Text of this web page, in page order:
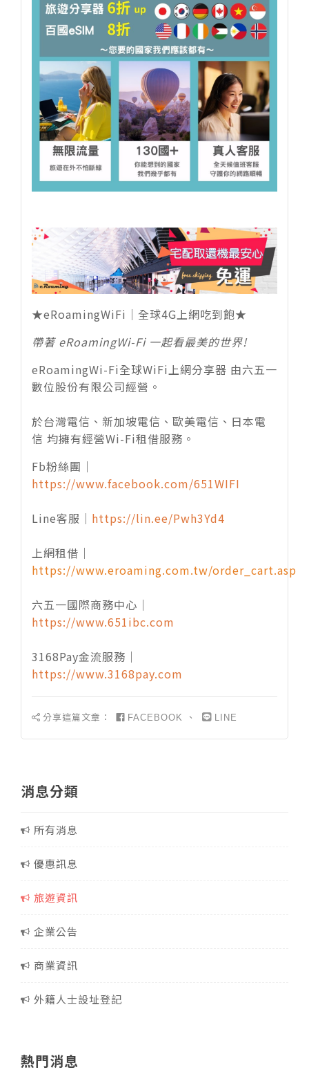
★eRoamingWiFi｜全球4G上網吃到飽★
帶著 eRoamingWi-Fi 一起看最美的世界!
eRoamingWi-Fi全球WiFi上網分享器 由六五一
數位股份有限公司經營。
於台灣電信、新加坡電信、歐美電信、日本電
信 均擁有經營Wi-Fi租借服務。
Fb粉絲團｜
https://www.facebook.com/651WIFI
Line客服｜ https://lin.ee/Pwh3Yd4
上網租借｜
https://www.eroaming.com.tw/order_cart.asp
六五一國際商務中心｜
https://www.651ibc.com
3168Pay金流服務｜
https://www.3168pay.com
分享這篇文章： FACEBOOK 、 LINE
消息分類
所有消息
優惠訊息
旅遊資訊
企業公告
商業資訊
外籍人士設址登記
熱門消息